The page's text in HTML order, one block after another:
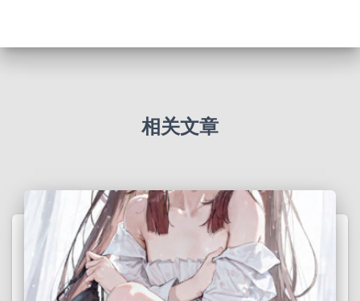
相关文章